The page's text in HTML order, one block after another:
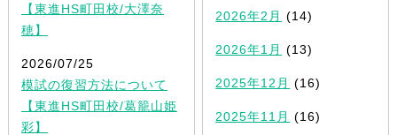
【東進HS町田校/大澤奈
穂】
2026/07/25
模試の復習方法について
【東進HS町田校/葛籠山姫
彩】
2026年2月 (14)
2026年1月 (13)
2025年12月 (16)
2025年11月 (16)